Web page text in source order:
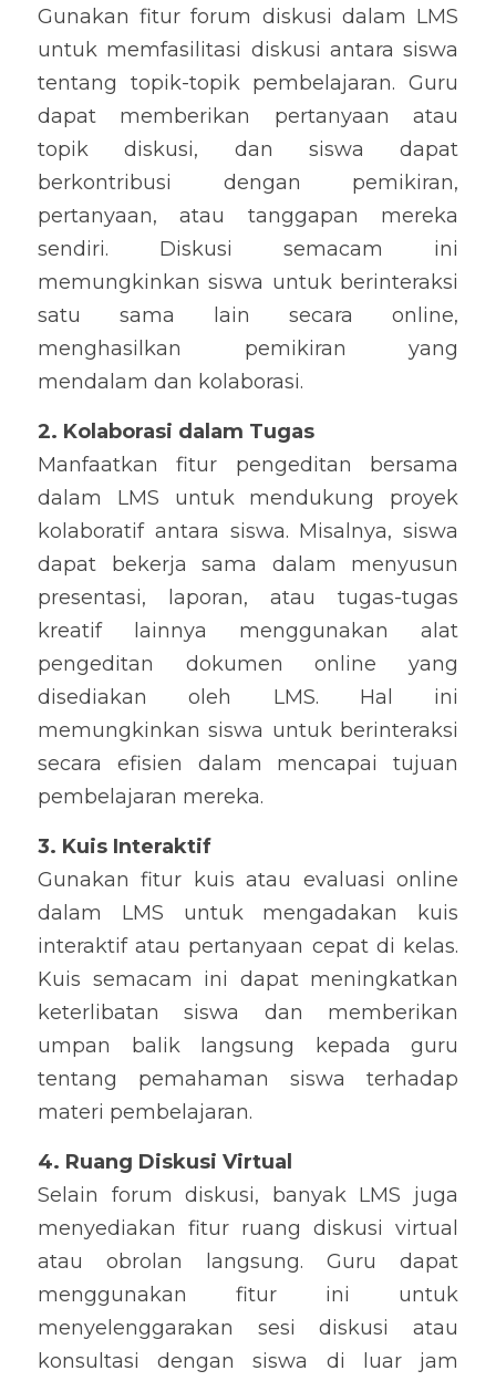
Gunakan fitur forum diskusi dalam LMS
untuk memfasilitasi diskusi antara siswa
tentang topik-topik pembelajaran. Guru
dapat memberikan pertanyaan atau
topik diskusi, dan siswa dapat
berkontribusi dengan pemikiran,
pertanyaan, atau tanggapan mereka
sendiri. Diskusi semacam ini
memungkinkan siswa untuk berinteraksi
satu sama lain secara online,
menghasilkan pemikiran yang
mendalam dan kolaborasi.
2. Kolaborasi dalam Tugas
Manfaatkan fitur pengeditan bersama
dalam LMS untuk mendukung proyek
kolaboratif antara siswa. Misalnya, siswa
dapat bekerja sama dalam menyusun
presentasi, laporan, atau tugas-tugas
kreatif lainnya menggunakan alat
pengeditan dokumen online yang
disediakan oleh LMS. Hal ini
memungkinkan siswa untuk berinteraksi
secara efisien dalam mencapai tujuan
pembelajaran mereka.
3. Kuis Interaktif
Gunakan fitur kuis atau evaluasi online
dalam LMS untuk mengadakan kuis
interaktif atau pertanyaan cepat di kelas.
Kuis semacam ini dapat meningkatkan
keterlibatan siswa dan memberikan
umpan balik langsung kepada guru
tentang pemahaman siswa terhadap
materi pembelajaran.
4. Ruang Diskusi Virtual
Selain forum diskusi, banyak LMS juga
menyediakan fitur ruang diskusi virtual
atau obrolan langsung. Guru dapat
menggunakan fitur ini untuk
menyelenggarakan sesi diskusi atau
konsultasi dengan siswa di luar jam